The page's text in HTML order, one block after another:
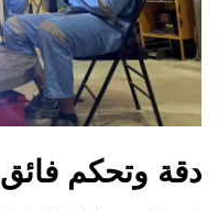
دقة وتحكم فائق